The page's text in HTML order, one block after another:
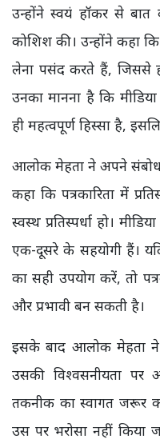
उन्होंने स्वयं हॉकर से
कोशिश की। उन्होंने कहा
लेना पसंद करते हैं, जिससे
उनका मानना है कि
ही महत्वपूर्ण हिस्सा है,
आलोक मेहता ने अपने
कहा कि पत्रकारिता में
स्वस्थ प्रतिस्पर्धा हो।
एक-दूसरे के सहयोगी हैं।
का सही उपयोग करें, तो
और प्रभावी बन सकती है।
इसके बाद आलोक मेहता
उसकी विश्वसनीयता
तकनीक का स्वागत जरूर
उस पर भरोसा नहीं किया